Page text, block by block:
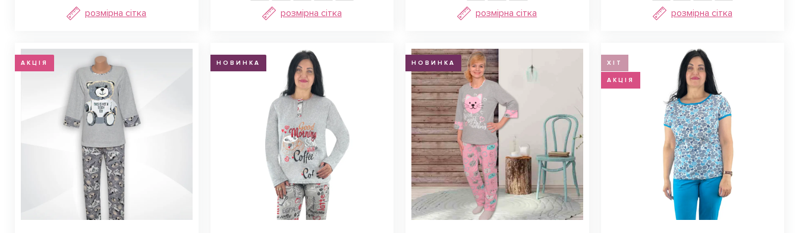
розмірна сітка
розмірна сітка
розмірна сітка
розмірна сітка
АКЦІЯ НОВИНКА НОВИНКА ХІТ
АКЦІЯ